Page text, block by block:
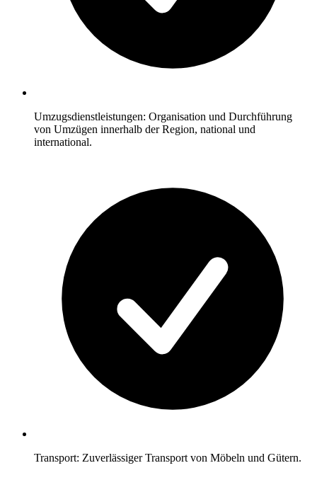
Umzugsdienstleistungen: Organisation und Durchführung
von Umzügen innerhalb der Region, national und
international.
Transport: Zuverlässiger Transport von Möbeln und Gütern.